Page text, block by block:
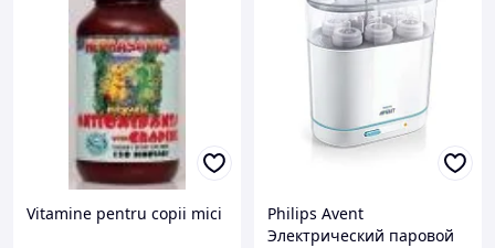
Vitamine pentru copii mici
Philips Avent
Электрический паровой